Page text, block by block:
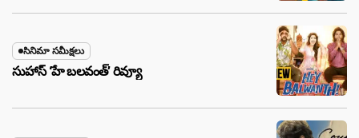
సినిమా సమీక్షలు
సుహాస్ ‘హే బలవంత్’ రివ్యూ